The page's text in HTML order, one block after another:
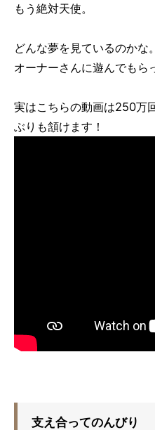
もう絶対天使。
どんな夢を見ているのかな
オーナーさんに遊んでもら
実はこちらの動画は250万
ぶりも頷けます！
支え合ってのんびり